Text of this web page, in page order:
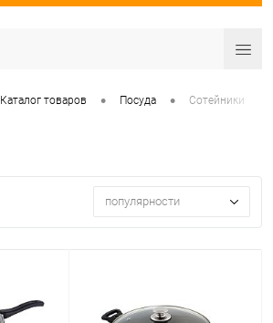
Каталог товаров • Посуда • Сотейники
популярности